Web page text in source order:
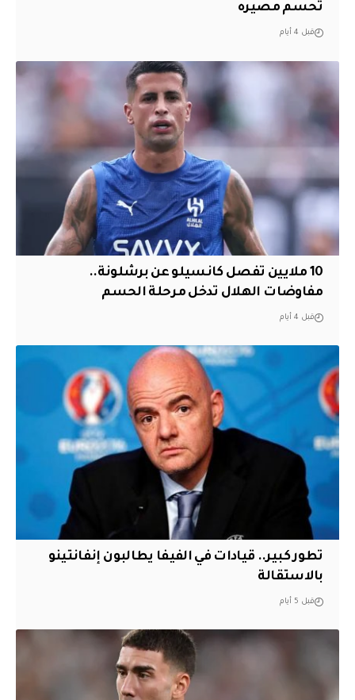
تحسم مصيره
قبل 4 أيام
10 ملايين تفصل كانسيلو عن برشلونة..
مفاوضات الهلال تدخل مرحلة الحسم
قبل 4 أيام
تطور كبير.. قيادات في الفيفا يطالبون إنفانتينو
بالاستقالة
قبل 5 أيام